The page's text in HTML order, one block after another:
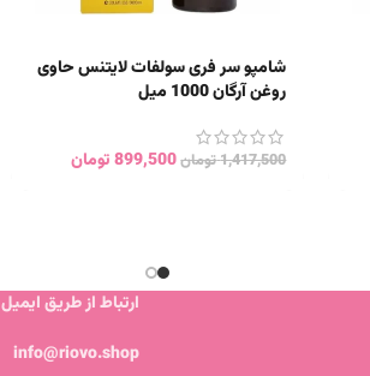
شامپو سر فری سولفات لایتنس حاوی
روغن آرگان 1000 میل
1,417,500تومان899,500 تومان
ارتباط از طریق ایمیل
info@riovo.shop